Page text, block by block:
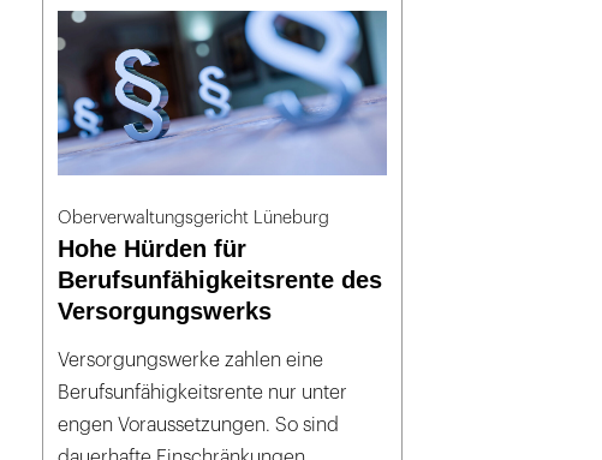
Oberverwaltungsgericht Lüneburg
Hohe Hürden für
Berufsunfähigkeitsrente des
Versorgungswerks
Versorgungswerke zahlen eine
Berufsunfähigkeitsrente nur unter
engen Voraussetzungen. So sind